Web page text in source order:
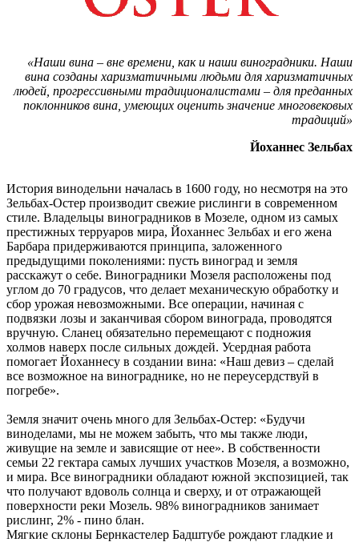
«Наши вина – вне времени, как и наши виноградники. Наши
вина созданы харизматичными людьми для харизматичных
людей, прогрессивными традиционалистами – для преданных
поклонников вина, умеющих оценить значение многовековых
традиций»
Йоханнес Зельбах
История винодельни началась в 1600 году, но несмотря на это
Зельбах-Остер производит свежие рислинги в современном
стиле. Владельцы виноградников в Мозеле, одном из самых
престижных терруаров мира, Йоханнес Зельбах и его жена
Барбара придерживаются принципа, заложенного
предыдущими поколениями: пусть виноград и земля
расскажут о себе. Виноградники Мозеля расположены под
углом до 70 градусов, что делает механическую обработку и
сбор урожая невозможными. Все операции, начиная с
подвязки лозы и заканчивая сбором винограда, проводятся
вручную. Сланец обязательно перемещают с подножия
холмов наверх после сильных дождей. Усердная работа
помогает Йоханнесу в создании вина: «Наш девиз – сделай
все возможное на винограднике, но не переусердствуй в
погребе».
Земля значит очень много для Зельбах-Остер: «Будучи
виноделами, мы не можем забыть, что мы также люди,
живущие на земле и зависящие от нее». В собственности
семьи 22 гектара самых лучших участков Мозеля, а возможно,
и мира. Все виноградники обладают южной экспозицией, так
что получают вдоволь солнца и сверху, и от отражающей
поверхности реки Мозель. 98% виноградников занимает
рислинг, 2% - пино блан.
Мягкие склоны Бернкастелер Бадштубе рождают гладкие и